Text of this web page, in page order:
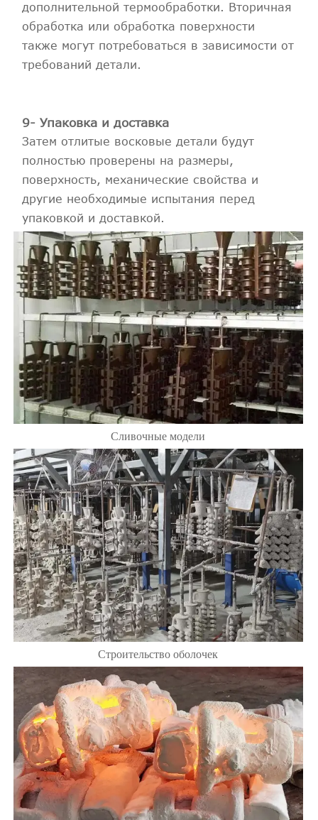
дополнительной термообработки. Вторичная
обработка или обработка поверхности
также могут потребоваться в зависимости от
требований детали.
9- Упаковка и доставка
Затем отлитые восковые детали будут
полностью проверены на размеры,
поверхность, механические свойства и
другие необходимые испытания перед
упаковкой и доставкой.
Сливочные модели
Строительство оболочек